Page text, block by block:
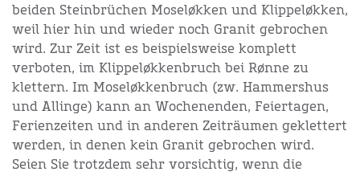
beiden Steinbrüchen Moseløkken und Klippeløkken,
weil hier hin und wieder noch Granit gebrochen
wird. Zur Zeit ist es beispielsweise komplett
verboten, im Klippeløkkenbruch bei Rønne zu
klettern. Im Moseløkkenbruch (zw. Hammershus
und Allinge) kann an Wochenenden, Feiertagen,
Ferienzeiten und in anderen Zeiträumen geklettert
werden, in denen kein Granit gebrochen wird.
Seien Sie trotzdem sehr vorsichtig, wenn die